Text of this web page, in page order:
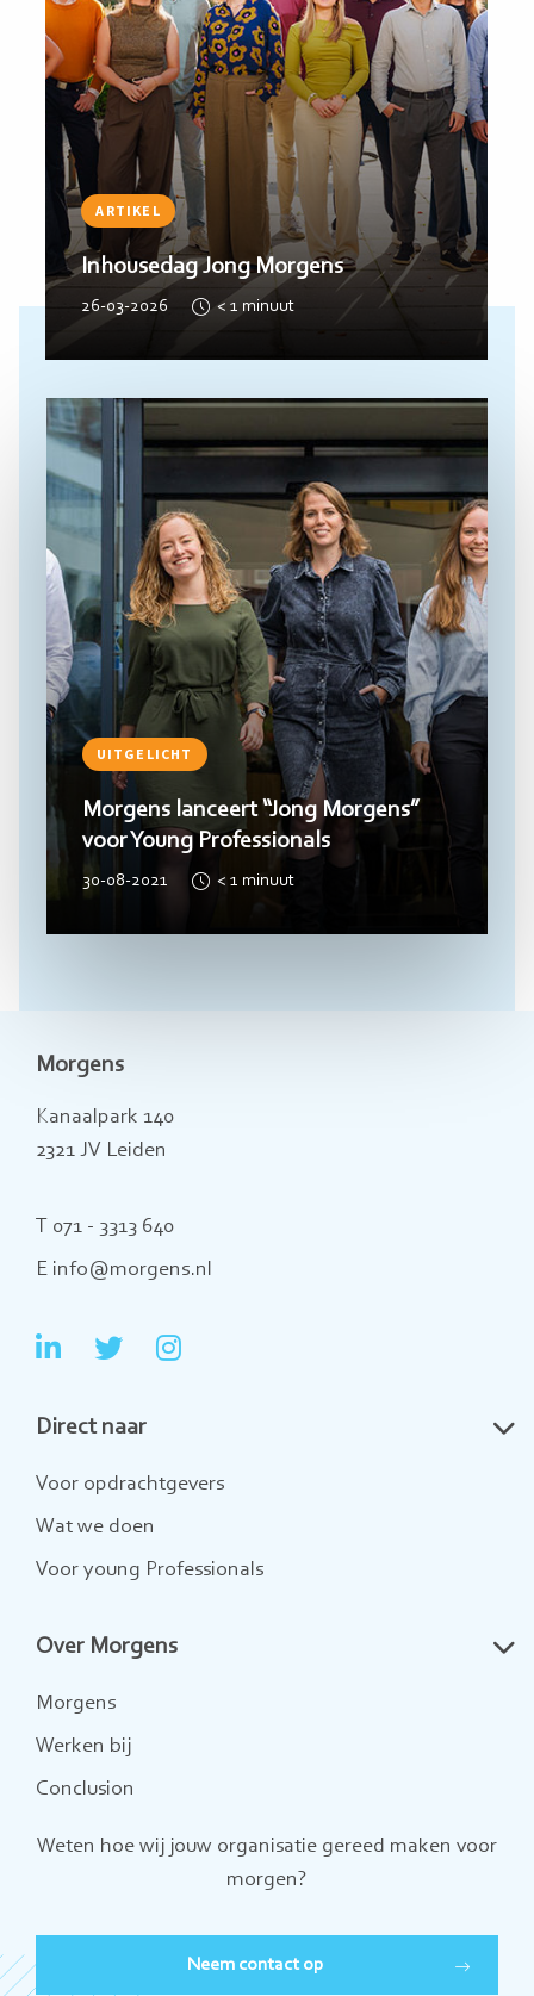
ARTIKEL
Inhousedag Jong Morgens
26-03-2026 < 1 minuut
UITGELICHT
Morgens lanceert “Jong Morgens”
voor Young Professionals
30-08-2021 < 1 minuut
Lees
meer
Morgens
Kanaalpark 140
2321 JV Leiden
T 071 - 3313 640
E info@morgens.nl
Ga
LinkedIn
Ga
Twitter
Ga
Direct naar
Voor opdrachtgevers
Wat we doen
Voor young Professionals
Over Morgens
Morgens
Werken bij
Conclusion
Weten hoe wij jouw organisatie gereed maken voor
morgen?
Neem contact op